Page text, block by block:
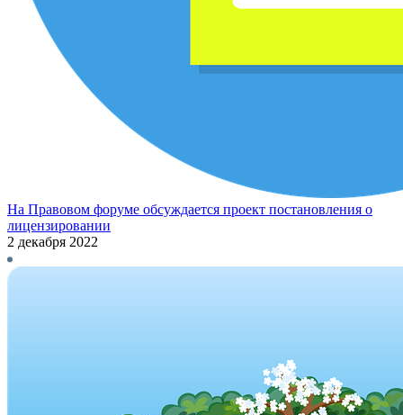
На Правовом форуме обсуждается проект постановления о
лицензировании
2 декабря 2022